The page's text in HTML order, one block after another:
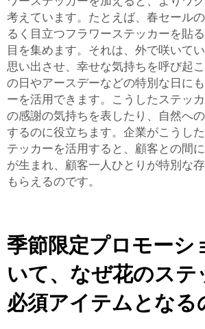
考えています。たとえば、春セール
るく目立つフラワーステッカーを貼
目を集めます。それは、外で咲いて
思い出させ、幸せな気持ちを呼び起
の日やアースデーなどの特別な日に
ーを活用できます。こうしたステッ
の感謝の気持ちを表したり、自然へ
するのに役立ちます。企業がこうし
テッカーを活用すると、顧客との間
が生まれ、顧客一人ひとりが特別な
もらえるのです。
季節限定プロモーシ
いて、なぜ花のステ
必須アイテムとなる